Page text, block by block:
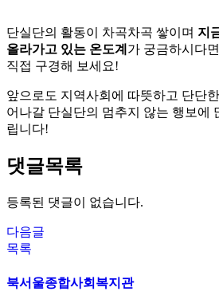
단실단의 활동이 차곡차곡 쌓이며 지
올라가고 있는 온도계 가 궁금하시다
직접 구경해 보세요!
앞으로도 지역사회에 따뜻하고 단단
어나갈 단실단의 멈추지 않는 행보에
립니다!
댓글목록
등록된 댓글이 없습니다.
다음글
목록
북서울종합사회복지관